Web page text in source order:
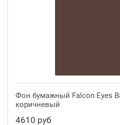
Фон бумажный Falcon Eyes
коричневый
4610 руб